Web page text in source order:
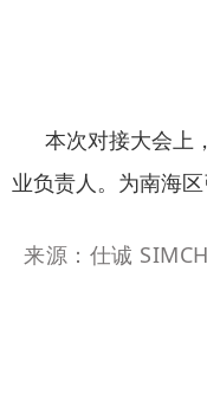
本次对接大会上
业负责人。为南海
来源： 仕诚